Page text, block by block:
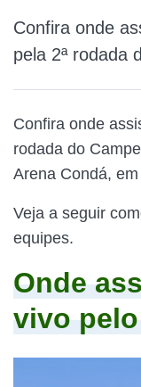
Confira onde
pela 2ª rodada
Confira onde
rodada do
Arena Condá,
Veja a seguir
equipes.
Onde
vivo